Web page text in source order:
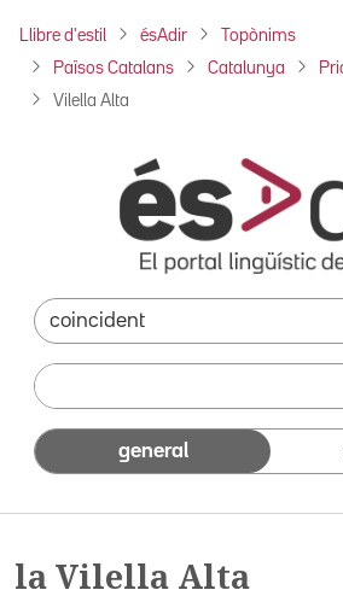
Llibre d'estil ésAdir Topònims
Països Catalans Catalunya
Vilella Alta
general
la Vilella Alta